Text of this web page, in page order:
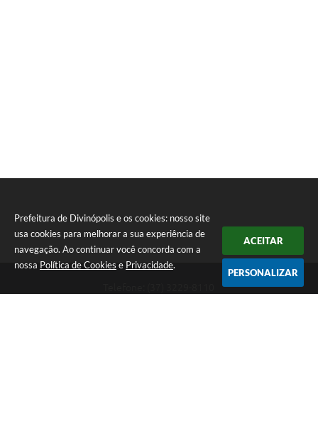
Prefeitura de Divinópolis e os cookies: nosso site
usa cookies para melhorar a sua experiência de
navegação. Ao continuar você concorda com a
nossa Política de Cookies e Privacidade.
ACEITAR
PERSONALIZAR